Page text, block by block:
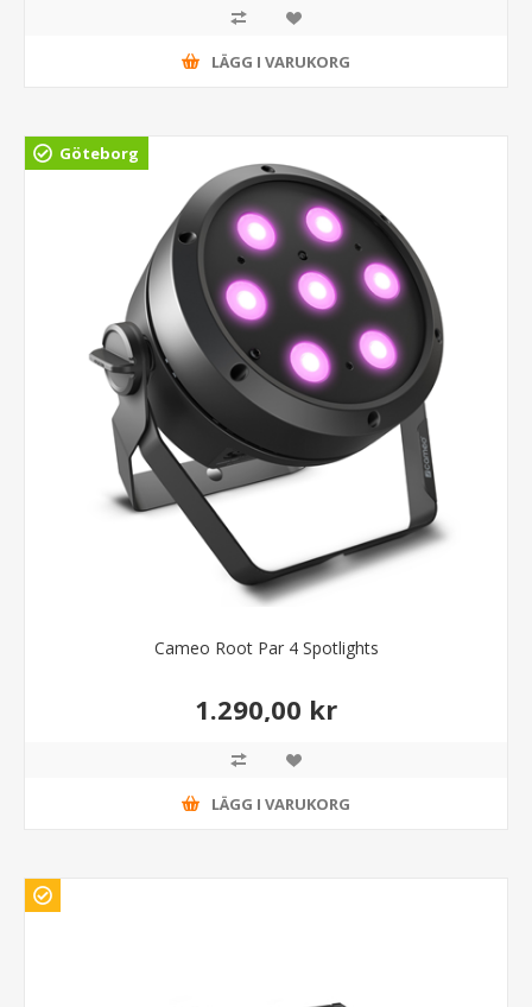
LÄGG I VARUKORG
Göteborg
Cameo Root Par 4 Spotlights
1.290,00 kr
LÄGG I VARUKORG